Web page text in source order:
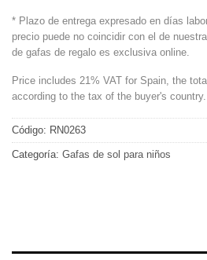
* Plazo de entrega expresado en días
precio puede no coincidir con el de
de gafas de regalo es exclusiva online.
Price includes 21% VAT for Spain, the
according to the tax of the buyer's country.
Código: RN0263
Categoría: Gafas de sol para niños